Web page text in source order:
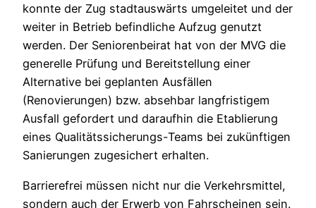
konnte der Zug stadtauswärts umgeleitet und der
weiter in Betrieb befindliche Aufzug genutzt
werden. Der Seniorenbeirat hat von der MVG die
generelle Prüfung und Bereitstellung einer
Alternative bei geplanten Ausfällen
(Renovierungen) bzw. absehbar langfristigem
Ausfall gefordert und daraufhin die Etablierung
eines Qualitätssicherungs-Teams bei zukünftigen
Sanierungen zugesichert erhalten.
Barrierefrei müssen nicht nur die Verkehrsmittel,
sondern auch der Erwerb von Fahrscheinen sein.